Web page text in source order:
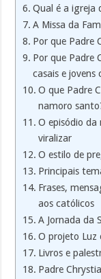
Qual é a igreja
A Missa da
Por que Padre
Por que Padre
casais e jovens
O que Padre
namoro
O episódio da
viralizar
O estilo de
Principais
Frases,
aos católicos
A Jornada da
O projeto Luz
Livros e
Padre